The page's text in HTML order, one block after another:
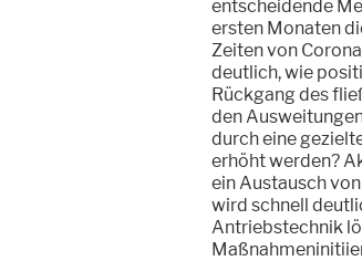
entscheidende
ersten Monaten
Zeiten von
deutlich, wie
Rückgang des
den
durch eine
erhöht werden?
ein Austausch
wird schnell
Antriebstechnik